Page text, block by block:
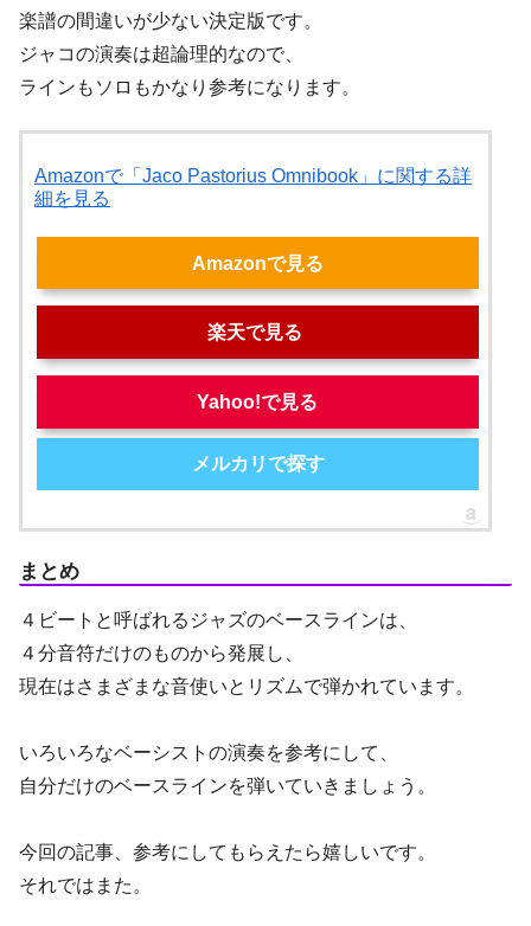
楽譜の間違いが少ない決定版です。
ジャコの演奏は超論理的なので、
ラインもソロもかなり参考になります。
Amazonで「Jaco Pastorius Omnibook」に関する詳
細を見る
Amazonで見る
楽天で見る
Yahoo!で見る
メルカリで探す
まとめ
４ビートと呼ばれるジャズのベースラインは、
４分音符だけのものから発展し、
現在はさまざまな音使いとリズムで弾かれています。
いろいろなベーシストの演奏を参考にして、
自分だけのベースラインを弾いていきましょう。
今回の記事、参考にしてもらえたら嬉しいです。
それではまた。